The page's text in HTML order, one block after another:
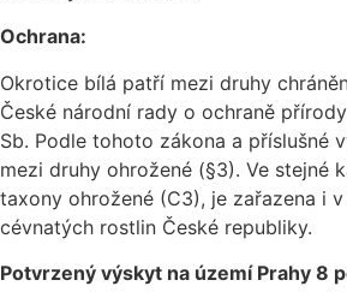
Ochrana:
Okrotice bílá patří mezi druhy
České národní rady o ochraně
Sb. Podle tohoto zákona a příslušné
mezi druhy ohrožené (§3). Ve stejné
taxony ohrožené (C3), je zařazena i
cévnatých rostlin České republiky.
Potvrzený výskyt na území Prahy 8